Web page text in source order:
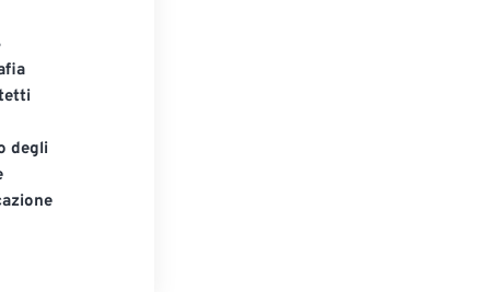
degli